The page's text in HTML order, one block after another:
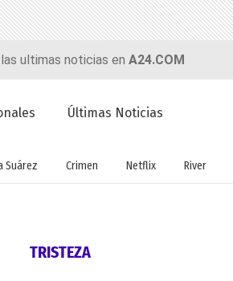
ultimas noticias en A24.COM
Últimas Noticias
Suárez Crimen Netflix River
TRISTEZA